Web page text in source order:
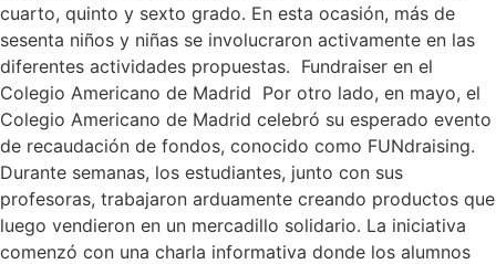
cuarto, quinto y sexto grado. En esta ocasión, más de
sesenta niños y niñas se involucraron activamente en las
diferentes actividades propuestas. Fundraiser en el
Colegio Americano de Madrid Por otro lado, en mayo, el
Colegio Americano de Madrid celebró su esperado evento
de recaudación de fondos, conocido como FUNdraising.
Durante semanas, los estudiantes, junto con sus
profesoras, trabajaron arduamente creando productos que
luego vendieron en un mercadillo solidario. La iniciativa
comenzó con una charla informativa donde los alumnos